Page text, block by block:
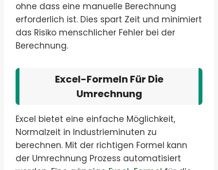
ohne dass eine manuelle Berechnung
erforderlich ist. Dies spart Zeit und minimiert
das Risiko menschlicher Fehler bei der
Berechnung.
Excel-Formeln Für Die
Umrechnung
Excel bietet eine einfache Möglichkeit,
Normalzeit in Industrieminuten zu
berechnen. Mit der richtigen Formel kann
der Umrechnung Prozess automatisiert